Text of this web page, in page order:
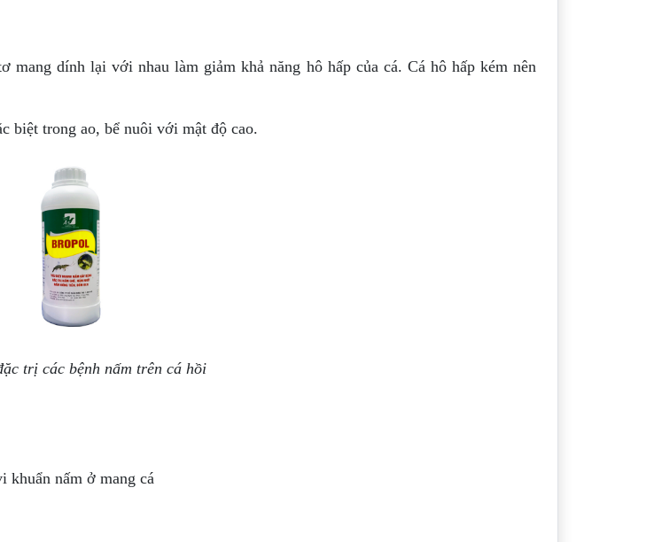
mang dính lại với nhau làm giảm khả năng hô hấp của cá. Cá hô hấp kém nên
biệt trong ao, bể nuôi với mật độ cao.
trị các bệnh nấm trên cá hồi
khuẩn nấm ở mang cá